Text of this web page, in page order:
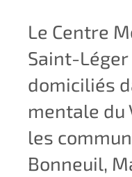
Le Centre
Saint-
domiciliés
mentale
les
Bonneuil,